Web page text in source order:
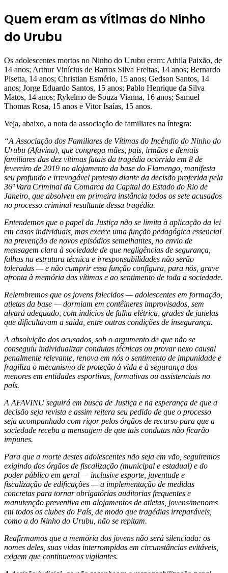
Quem eram as vítimas do Ninho
do Urubu
Os adolescentes mortos no Ninho do Urubu eram: Athila Paixão, de
14 anos; Arthur Vinícius de Barros Silva Freitas, 14 anos; Bernardo
Pisetta, 14 anos; Christian Esmério, 15 anos; Gedson Santos, 14
anos; Jorge Eduardo Santos, 15 anos; Pablo Henrique da Silva
Matos, 14 anos; Rykelmo de Souza Vianna, 16 anos; Samuel
Thomas Rosa, 15 anos e Vitor Isaías, 15 anos.
Veja, abaixo, a nota da associação de familiares na íntegra:
“A Associação dos Familiares de Vítimas do Incêndio do Ninho do
Urubu (Afavinu), que congrega mães, pais, irmãos e demais
familiares das dez vítimas fatais da tragédia ocorrida em 8 de
fevereiro de 2019 no alojamento da base do Flamengo, manifesta
seu profundo e irrevogável protesto diante da decisão proferida pela
36ª Vara Criminal da Comarca da Capital do Estado do Rio de
Janeiro, que absolveu em primeira instância todos os sete acusados
no processo criminal resultante dessa tragédia.
Entendemos que o papel da Justiça não se limita à aplicação da lei
em casos individuais, mas exerce uma função pedagógica essencial
na prevenção de novos episódios semelhantes, no envio de
mensagem clara à sociedade de que negligências de segurança,
falhas na estrutura técnica e irresponsabilidades não serão
toleradas — e não cumprir essa função configura, para nós, grave
afronta à memória das vítimas e ao sentimento de toda a sociedade.
Relembremos que os jovens falecidos — adolescentes em formação,
atletas da base — dormiam em contêineres improvisados, sem
alvará adequado, com indícios de falha elétrica, grades de janelas
que dificultavam a saída, entre outras condições de insegurança.
A absolvição dos acusados, sob o argumento de que não se
conseguiu individualizar condutas técnicas ou provar nexo causal
penalmente relevante, renova em nós o sentimento de impunidade e
fragiliza o mecanismo de proteção à vida e à segurança dos
menores em entidades esportivas, formativas ou assistenciais no
país.
A AFAVINU seguirá em busca de Justiça e na esperança de que a
decisão seja revista e assim reitera seu pedido de que o processo
seja acompanhado com rigor pelos órgãos de recurso para que a
sociedade receba a mensagem de que tais condutas não ficarão
impunes.
Para que a morte destes adolescentes não seja em vão, seguiremos
exigindo dos órgãos de fiscalização (municipal e estadual) e do
poder público em geral — inclusive esporte, juventude e
fiscalização de edificações — a implementação de medidas
concretas para tornar obrigatórias auditorias frequentes e
manutenção preventiva em alojamentos de atletas, jovens/menores
em todos os clubes do País, de modo que tragédias irreparáveis,
como a do Ninho do Urubu, não se repitam.
Reafirmamos que a memória dos jovens não será silenciada: os
nomes deles, suas vidas interrompidas em circunstâncias evitáveis,
exigem que continuemos vigilantes.